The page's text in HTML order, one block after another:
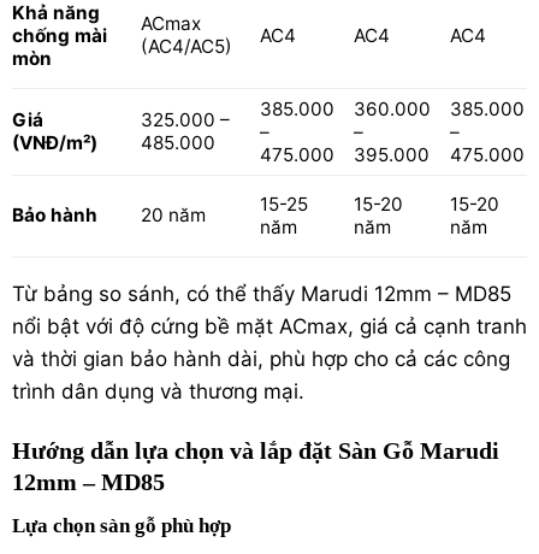
Khả năng
chống mài
mòn
ACmax
(AC4/AC5)
AC4 AC4 AC4
Giá
(VNĐ/m²)
325.000 –
485.000
385.000
–
475.000
360.000
–
395.000
385.000
–
475.000
Bảo hành 20 năm
15-25
năm
15-20
năm
15-20
năm
Từ bảng so sánh, có thể thấy Marudi 12mm – MD85
nổi bật với độ cứng bề mặt ACmax, giá cả cạnh tranh
và thời gian bảo hành dài, phù hợp cho cả các công
trình dân dụng và thương mại.
Hướng dẫn lựa chọn và lắp đặt Sàn Gỗ Marudi
12mm – MD85
Lựa chọn sàn gỗ phù hợp